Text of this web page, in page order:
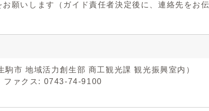
願いします（ガイド責任者決定後に、連絡先をお
市 地域活力創生部 商工観光課 観光振興室内）
ァクス: 0743-74-9100